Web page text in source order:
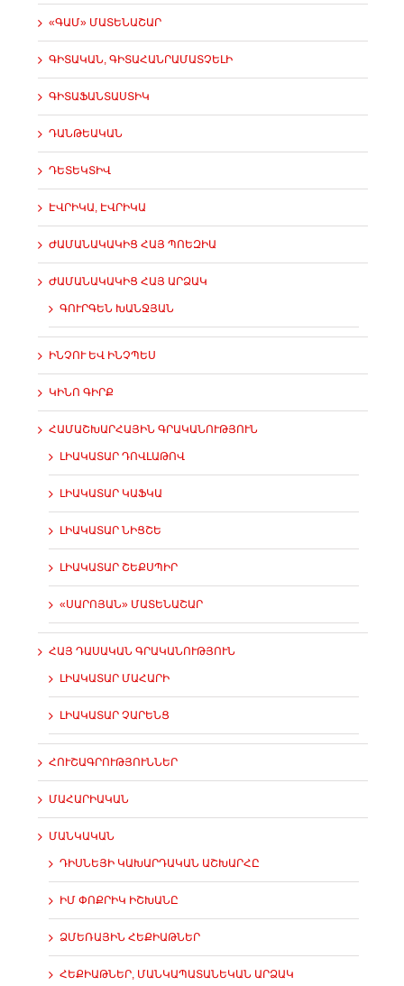
«ԳԱՄ» ՄԱՏԵՆԱՇԱՐ
ԳԻՏԱԿԱՆ, ԳԻՏԱՀԱՆՐԱՄԱՏՉԵԼԻ
ԳԻՏԱՖԱՆՏԱՍՏԻԿ
ԴԱՆԹԵԱԿԱՆ
ԴԵՏԵԿՏԻՎ
ԷՎՐԻԿԱ, ԷՎՐԻԿԱ
ԺԱՄԱՆԱԿԱԿԻՑ ՀԱՅ ՊՈԵԶԻԱ
ԺԱՄԱՆԱԿԱԿԻՑ ՀԱՅ ԱՐՁԱԿ
ԳՈՒՐԳԵՆ ԽԱՆՋՅԱՆ
ԻՆՉՈՒ ԵՎ ԻՆՉՊԵՍ
ԿԻՆՈ ԳԻՐՔ
ՀԱՄԱՇԽԱՐՀԱՅԻՆ ԳՐԱԿԱՆՈՒԹՅՈՒՆ
ԼԻԱԿԱՏԱՐ ԴՈՎԼԱԹՈՎ
ԼԻԱԿԱՏԱՐ ԿԱՖԿԱ
ԼԻԱԿԱՏԱՐ ՆԻՑՇԵ
ԼԻԱԿԱՏԱՐ ՇԵՔՍՊԻՐ
«ՍԱՐՈՅԱՆ» ՄԱՏԵՆԱՇԱՐ
ՀԱՅ ԴԱՍԱԿԱՆ ԳՐԱԿԱՆՈՒԹՅՈՒՆ
ԼԻԱԿԱՏԱՐ ՄԱՀԱՐԻ
ԼԻԱԿԱՏԱՐ ՉԱՐԵՆՑ
ՀՈՒՇԱԳՐՈՒԹՅՈՒՆՆԵՐ
ՄԱՀԱՐԻԱԿԱՆ
ՄԱՆԿԱԿԱՆ
ԴԻՍՆԵՅԻ ԿԱԽԱՐԴԱԿԱՆ ԱՇԽԱՐՀԸ
ԻՄ ՓՈՔՐԻԿ ԻՇԽԱՆԸ
ՁՄԵՌԱՅԻՆ ՀԵՔԻԱԹՆԵՐ
ՀԵՔԻԱԹՆԵՐ, ՄԱՆԿԱՊԱՏԱՆԵԿԱՆ ԱՐՁԱԿ